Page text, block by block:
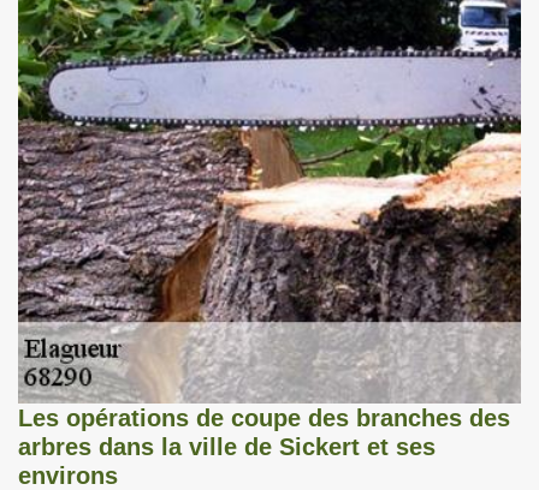
Les opérations de coupe des branches des
arbres dans la ville de Sickert et ses
environs